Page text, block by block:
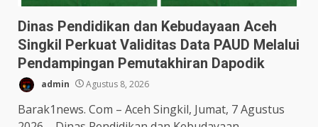
Dinas Pendidikan dan Kebudayaan Aceh
Singkil Perkuat Validitas Data PAUD Melalui
Pendampingan Pemutakhiran Dapodik
admin Agustus 8, 2026
Barak1news. Com – Aceh Singkil, Jumat, 7 Agustus